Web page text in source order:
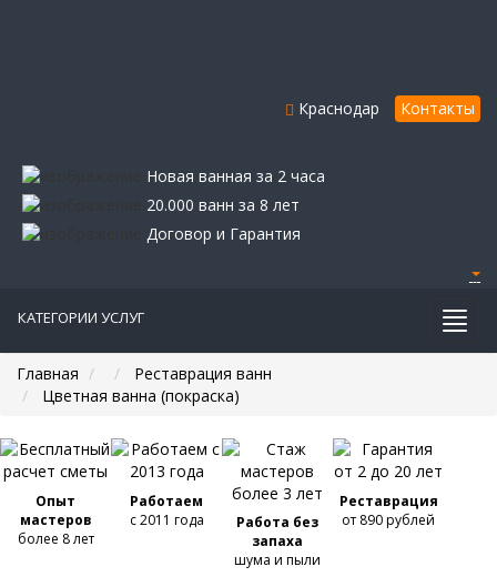
Краснодар Контакты
Новая ванная за 2 часа
20.000 ванн за 8 лет
Договор и Гарантия
КАТЕГОРИИ УСЛУГ
Главная
Реставрация ванн
Цветная ванна (покраска)
Опыт
мастеров
более 8 лет
Работаем
с 2011 года
Работа без
запаха
шума и пыли
Реставрация
от 890 рублей